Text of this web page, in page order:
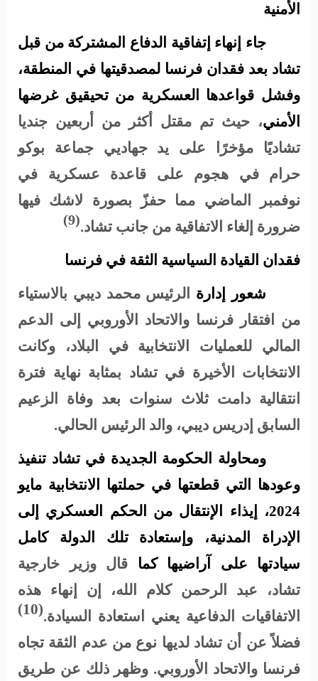
الأمنية
جاء إنهاء إتفاقية الدفاع المشتركة من قبل
تشاد بعد فقدان فرنسا لمصدقيتها في المنطقة،
وفشل قواعدها العسكرية من تحيقيق غرضها
الأمني، حيث تم مقتل أكثر من أربعين جنديا
تشاديًا مؤخرًا على يد جهاديي جماعة بوكو
حرام
في هجوم على قاعدة عسكرية في
نوفمبر الماضي مما حفزّ بصورة لاشك فيها
ضرورة إلغاء الاتفاقية من جانب تشاد.(9)
فقدان القيادة السياسية الثقة في فرنسا
شعور إدارة
الرئيس محمد ديبي بالاستياء
من افتقار فرنسا والاتحاد الأوروبي إلى الدعم
المالي للعمليات الانتخابية في البلاد، وكانت
الانتخابات الأخيرة في تشاد بمثابة نهاية فترة
انتقالية دامت ثلاث سنوات بعد وفاة الزعيم
السابق إدريس ديبي، والد الرئيس الحالي.
ومحاولة الحكومة الجديدة في تشاد تنفيذ
وعودها التي قطعتها في حملتها الانتخابية مايو
2024، إيذاء الإنتقال من الحكم العسكري إلى
الإدراة المدنية، وإستعادة تلك الدولة كامل
سيادتها على آراضيها كما قال وزير خارجية
تشاد، عبد الرحمن كلام الله، إن إنهاء هذه
الاتفاقيات الدفاعية يعني استعادة السيادة.
(10)
فضلاً عن أن تشاد لديها نوع من عدم الثقة تجاه
فرنسا والاتحاد الأوروبي. وظهر ذلك عن طريق